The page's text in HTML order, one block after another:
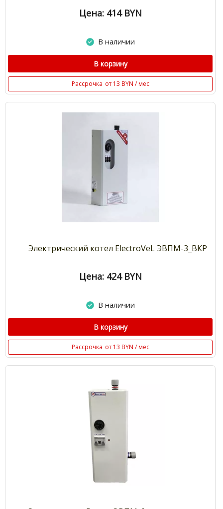
Цена: 414 BYN
В наличии
В корзину
Рассрочка от 13 BYN / мес
Электрический котел ElectroVeL ЭВПМ-3_ВКР
Цена: 424 BYN
В наличии
В корзину
Рассрочка от 13 BYN / мес